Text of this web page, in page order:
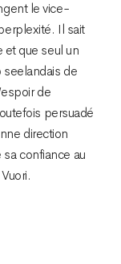
le vice-
Il sait
et que seul un
seelandais de
de
persuadé
direction
confiance au